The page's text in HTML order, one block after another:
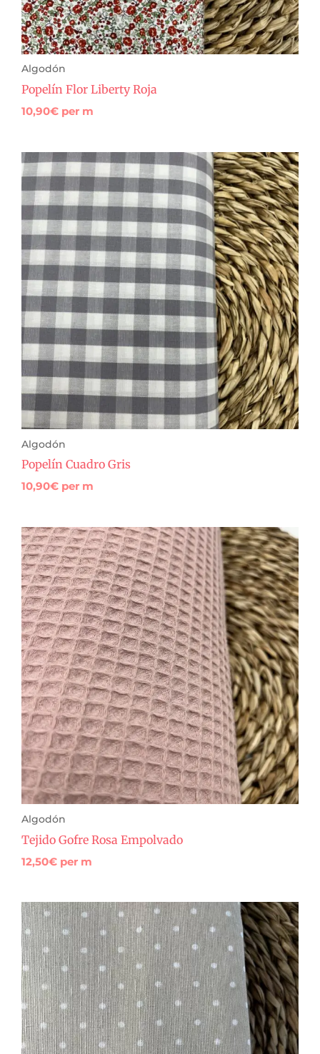
Algodón
Popelín Flor Liberty Roja
10,90€ per m
Algodón
Popelín Cuadro Gris
10,90€ per m
Algodón
Tejido Gofre Rosa Empolvado
12,50€ per m